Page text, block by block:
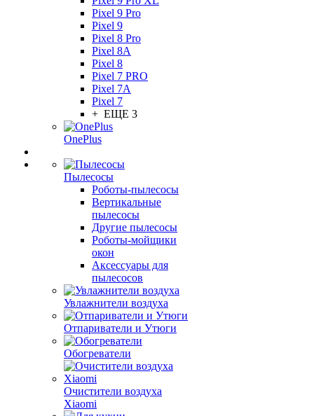
Pixel 9 Pro
Pixel 9
Pixel 8 Pro
Pixel 8A
Pixel 8
Pixel 7 PRO
Pixel 7A
Pixel 7
+ ЕЩЕ 3
OnePlus
Пылесосы
Роботы-пылесосы
Вертикальные
пылесосы
Другие пылесосы
Роботы-мойщики
окон
Аксессуары для
пылесосов
Увлажнители воздуха
Отпариватели и Утюги
Обогреватели
Очистители воздуха
Xiaomi